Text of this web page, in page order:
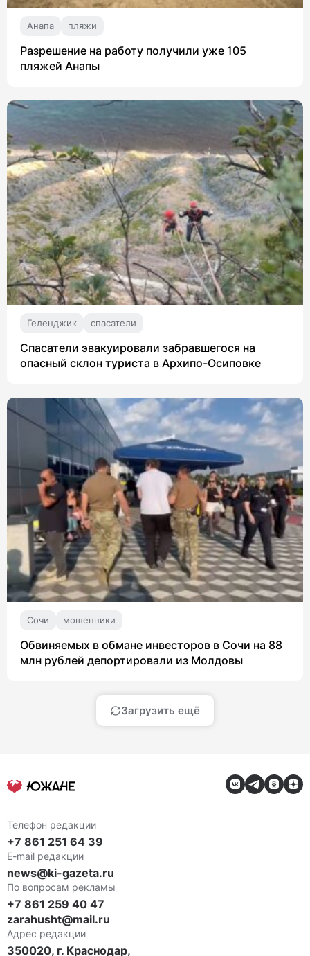
Анапа пляжи
Разрешение на работу получили уже 105
пляжей Анапы
Геленджик спасатели
Спасатели эвакуировали забравшегося на
опасный склон туриста в Архипо-Осиповке
Сочи мошенники
Обвиняемых в обмане инвесторов в Сочи на 88
млн рублей депортировали из Молдовы
Загрузить ещё
Телефон редакции
+7 861 251 64 39
E-mail редакции
news@ki-gazeta.ru
По вопросам рекламы
+7 861 259 40 47
zarahusht@mail.ru
Адрес редакции
350020, г. Краснодар,